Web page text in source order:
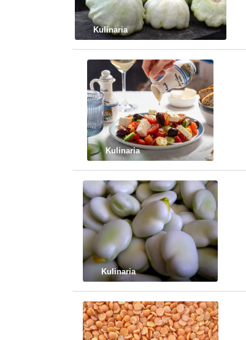
Kulinaria
Kulinaria
Kulinaria